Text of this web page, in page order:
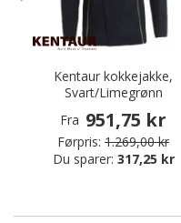
Kentaur kokkejakke,
Svart/Limegrønn
Fra 951,75 kr
Førpris: 1.269,00 kr
Du sparer: 317,25 kr